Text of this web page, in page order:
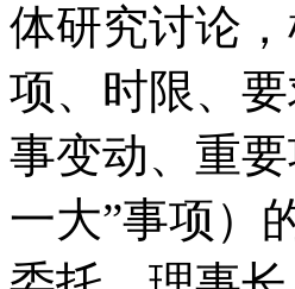
体研究讨论
项、时限、
事变动、重
一大”事项）